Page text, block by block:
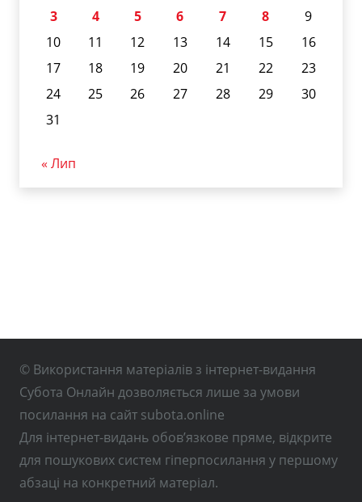
3
4 5 6 7 8
9
10
11 12 13 14 15
16
17
18 19 20 21 22
23
24
25 26 27 28 29
30
31
« Лип
© Використання матеріалів з інтернет-видання
Субота Онлайн дозволяється лише за умови
посилання на сайт subota.online
Для інтернет-видань обов’язкове пряме, відкрите
для пошукових систем гіперпосилання у першому
абзаці на конкретний матеріал.